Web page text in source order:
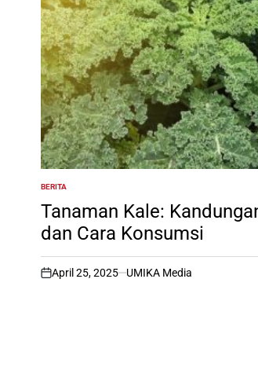
POSTED
IN
BERITA
Tanaman Kale:
dan Cara Konsumsi
on
April 25, 2025 UMIKA Media